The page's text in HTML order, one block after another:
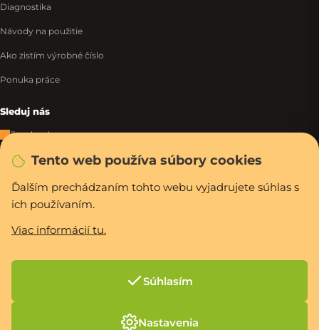
Tento web používa súbory cookies
Ďalším prechádzaním tohto webu vyjadrujete súhlas s
ich používaním.
Viac informácií tu.
Súhlasím
Nastavenia
Diagnostika
Návody na použitie
Ako zistím výrobné číslo
Ponuka práce
Sleduj nás
Facebook
Instagram
Tiktok
WhatsApp
PCexpres.sk. Všetky práva vyhradené.